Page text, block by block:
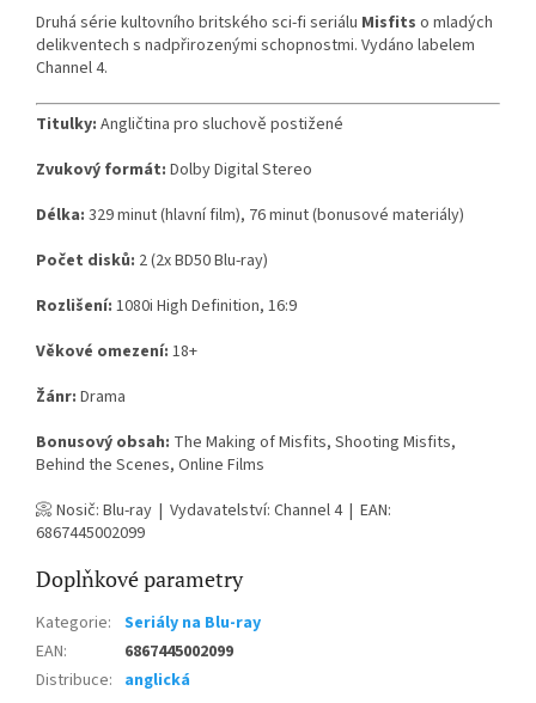
Druhá série kultovního britského sci-fi seriálu Misfits o mladých
delikventech s nadpřirozenými schopnostmi. Vydáno labelem
Channel 4.
Titulky: Angličtina pro sluchově postižené
Zvukový formát: Dolby Digital Stereo
Délka: 329 minut (hlavní film), 76 minut (bonusové materiály)
Počet disků: 2 (2x BD50 Blu-ray)
Rozlišení: 1080i High Definition, 16:9
Věkové omezení: 18+
Žánr: Drama
Bonusový obsah: The Making of Misfits, Shooting Misfits,
Behind the Scenes, Online Films
📀 Nosič: Blu-ray | Vydavatelství: Channel 4 | EAN:
6867445002099
Doplňkové parametry
Kategorie: Seriály na Blu-ray
EAN:
6867445002099
Distribuce: anglická